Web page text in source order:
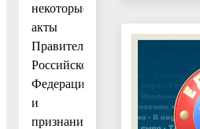
некоторые
акты
Правительства
Российской
Федерации
и
признании